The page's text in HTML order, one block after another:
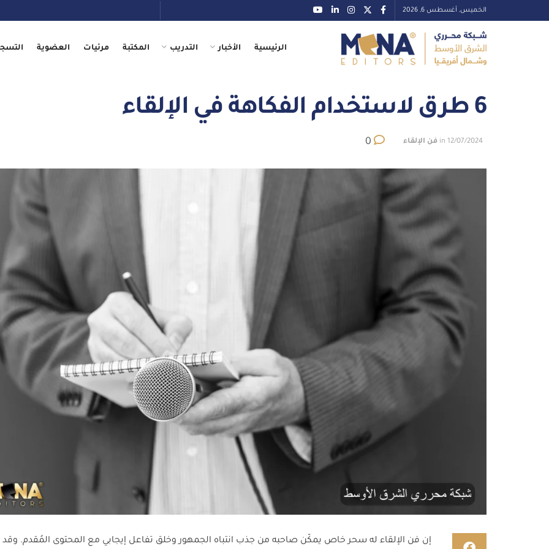
الخميس, أغسطس 6, 2026
الرئيسية الأخبار التدريب المكتبة مرئيات العضوية
6 طرق لاستخدام الفكاهة في الإلقاء
12/07/2024
in فن الإلقاء
إن فن الإلقاء له سحر خاص يمكّن صاحبه من جذب انتباه الجمهور وخلق تفاعل إيجابي مع المحتوى المُقدم. وقد